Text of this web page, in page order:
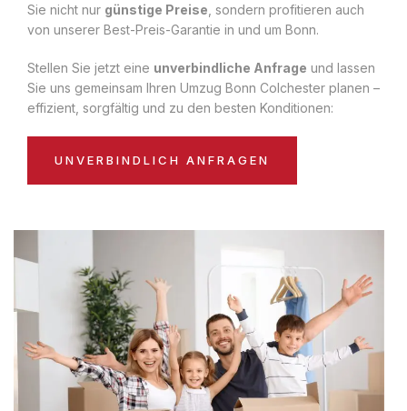
Sie nicht nur günstige Preise , sondern profitieren auch
von unserer Best-Preis-Garantie in und um Bonn.
Stellen Sie jetzt eine unverbindliche Anfrage und lassen
Sie uns gemeinsam Ihren Umzug Bonn Colchester planen –
effizient, sorgfältig und zu den besten Konditionen:
UNVERBINDLICH ANFRAGEN